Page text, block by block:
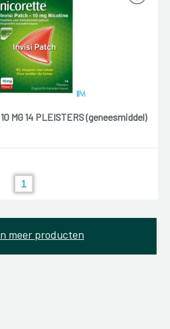
MG 14 PLEISTERS (geneesmiddel)
meer producten